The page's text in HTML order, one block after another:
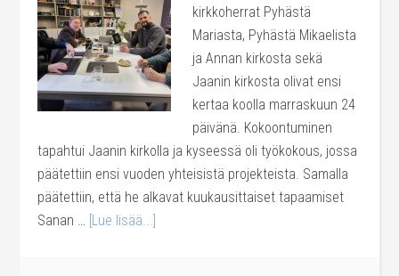
kirkkoherrat Pyhästä
Mariasta, Pyhästä Mikaelista
ja Annan kirkosta sekä
Jaanin kirkosta olivat ensi
kertaa koolla marraskuun 24
päivänä. Kokoontuminen
tapahtui Jaanin kirkolla ja kyseessä oli työkokous, jossa
päätettiin ensi vuoden yhteisistä projekteista. Samalla
päätettiin, että he alkavat kuukausittaiset tapaamiset
Sanan … [Lue lisää...]